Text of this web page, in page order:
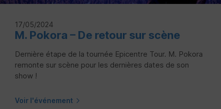
17/05/2024
M. Pokora – De retour sur scène
Dernière étape de la tournée Epicentre Tour. M. Pokora
remonte sur scène pour les dernières dates de son
show !
Voir l'événement